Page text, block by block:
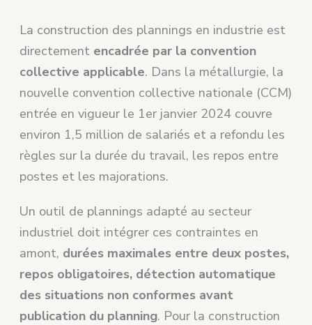
La construction des plannings en industrie est
directement encadrée par la convention
collective applicable. Dans la métallurgie, la
nouvelle convention collective nationale (CCM)
entrée en vigueur le 1er janvier 2024 couvre
environ 1,5 million de salariés et a refondu les
règles sur la durée du travail, les repos entre
postes et les majorations.
Un outil de plannings adapté au secteur
industriel doit intégrer ces contraintes en
amont, durées maximales entre deux postes,
repos obligatoires, détection automatique
des situations non conformes avant
publication du planning. Pour la construction